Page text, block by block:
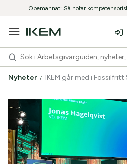
Obemannat: Så hotar
Nyheter IKEM går med i Fossilfritt